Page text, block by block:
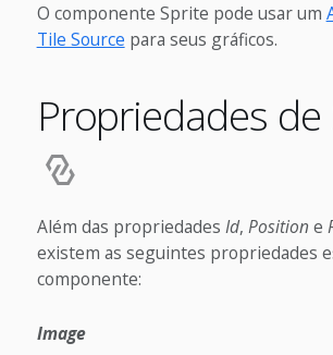
O componente Sprite pode usar um
Tile Source para seus gráficos.
Propriedades
Além das propriedades Id, Position e
existem as seguintes propriedades
componente:
Image